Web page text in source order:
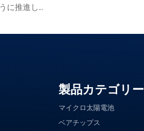
太陽光発電 GPS サプライヤーがグリーン測位技術の導入をどのように推進しているか
製品カテゴリー
マイクロ太陽電池
ベアチップス